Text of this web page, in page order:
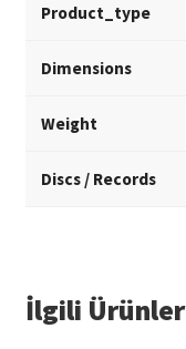
Product_type
Dimensions
Weight
Discs / Records
İlgili Ürünler